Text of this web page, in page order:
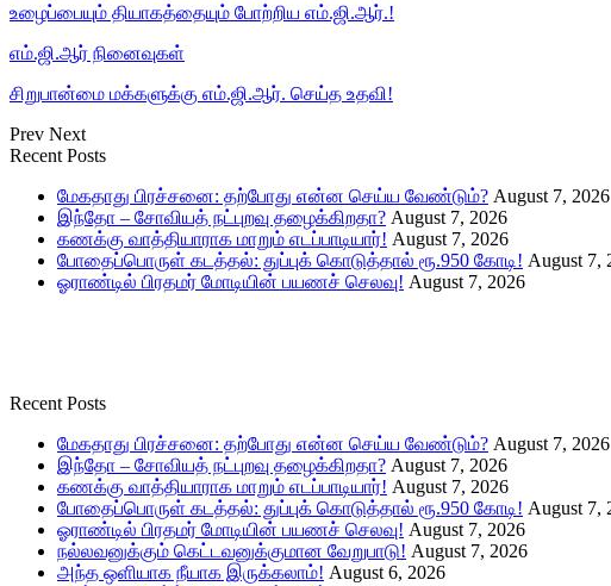
உழைப்பையும் தியாகத்தையும் போற்றிய எம்.ஜி.ஆர்.!
எம்.ஜி.ஆர் நினைவுகள்
சிறுபான்மை மக்களுக்கு எம்.ஜி.ஆர். செய்த உதவி!
Prev Next
Recent Posts
மேகதாது பிரச்சனை: தற்போது என்ன செய்ய வேண்டும்? August 7, 2026
இந்தோ – சோவியத் நட்புறவு தழைக்கிறதா? August 7, 2026
கணக்கு வாத்தியாராக மாறும் எடப்பாடியார்! August 7, 2026
போதைப்பொருள் கடத்தல்: துப்புக் கொடுத்தால் ரூ.950 கோடி! August 7,
ஓராண்டில் பிரதமர் மோடியின் பயணச் செலவு! August 7, 2026
Recent Posts
மேகதாது பிரச்சனை: தற்போது என்ன செய்ய வேண்டும்? August 7, 2026
இந்தோ – சோவியத் நட்புறவு தழைக்கிறதா? August 7, 2026
கணக்கு வாத்தியாராக மாறும் எடப்பாடியார்! August 7, 2026
போதைப்பொருள் கடத்தல்: துப்புக் கொடுத்தால் ரூ.950 கோடி! August 7,
ஓராண்டில் பிரதமர் மோடியின் பயணச் செலவு! August 7, 2026
நல்லவனுக்கும் கெட்டவனுக்குமான வேறுபாடு! August 7, 2026
அந்த ஒளியாக நீயாக இருக்கலாம்! August 6, 2026